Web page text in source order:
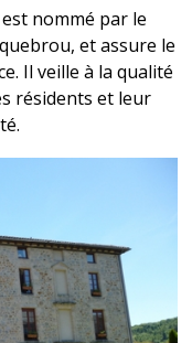
nommé par le
et assure le
Il veille à la qualité
résidents et leur